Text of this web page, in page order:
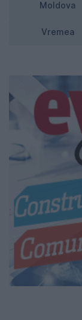
Moldova
Vremea